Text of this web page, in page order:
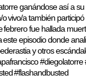
ganándose así a
vivo/a también
fue hallada
episodio donde
y otros
#flashandbusted